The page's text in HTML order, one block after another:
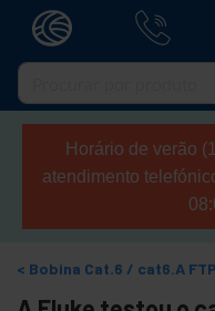
Horário de verão
atendimento
Bobina Cat.6 / cat6.A FTP